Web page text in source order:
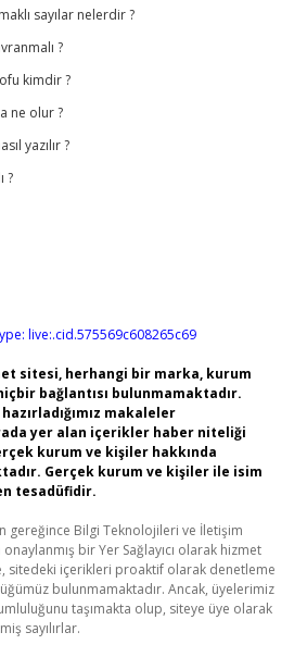
sayılar nelerdir ?
?
kimdir ?
ne olur ?
yazılır ?
?
live:.cid.575569c608265c69
sitesi, herhangi bir marka, kurum
bağlantısı bulunmamaktadır.
makaleler
yer alan içerikler haber niteliği
kurum ve kişiler hakkında
Gerçek kurum ve kişiler ile isim
tesadüfidir.
gereğince Bilgi Teknolojileri ve İletişim
bir Yer Sağlayıcı olarak hizmet
sitedeki içerikleri proaktif olarak denetleme
bulunmamaktadır. Ancak, üyelerimiz
taşımakta olup, siteye üye olarak
sayılırlar.